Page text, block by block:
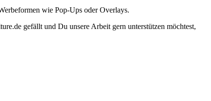
wie Pop-Ups oder Overlays.
gefällt und Du unsere Arbeit gern unterstützen möchtest,